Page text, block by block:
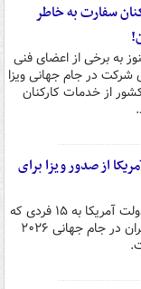
سفارت به خاطر
به برخی از اعضای فنی
شرکت در جام جهانی ویزا
از خدمات کارکنان
از صدور ویزا برای
شبکه الجزیره خبر داد که دولت آمریکا به ۱۵ فردی که
همراه با تیم ملی فوتبال ایران در جام جهانی ۲۰۲۶